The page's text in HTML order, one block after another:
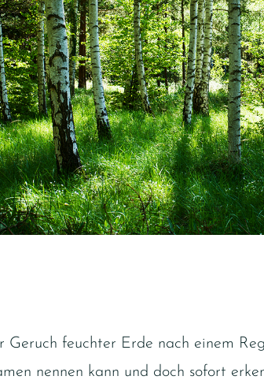
feuchter Erde nach einem
nennen kann und doch sofort